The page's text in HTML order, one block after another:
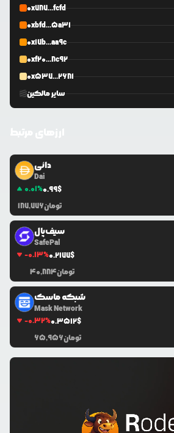
0x787...fcfd
0xbfd...5a31
0x17b...aa9c
0xf20...8c92
0x537...2681
سایر مالکین
دائی
Dai
0.01%0.99$
187,776تومان
سیف‌پال
SafePal
-0.13%0.2177$
40,884تومان
شبکه ماسک
Mask Network
-0.32%0.3512$
65,956تومان